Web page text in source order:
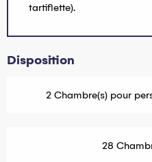
tartiflette).
Disposition
2 Chambre(s) pour
28